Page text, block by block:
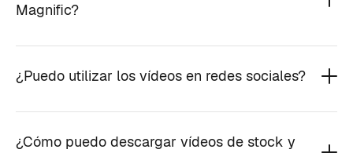
Magnific?
¿Puedo utilizar los vídeos en redes sociales?
¿Cómo puedo descargar vídeos de stock y